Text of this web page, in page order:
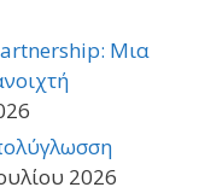
Μια
2026